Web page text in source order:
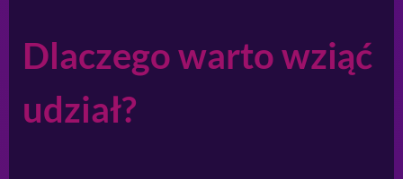
Dlaczego warto wziąć
udział?